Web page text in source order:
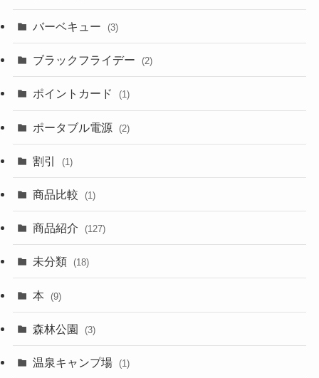
バーベキュー (3)
ブラックフライデー (2)
ポイントカード (1)
ポータブル電源 (2)
割引 (1)
商品比較 (1)
商品紹介 (127)
未分類 (18)
本 (9)
森林公園 (3)
温泉キャンプ場 (1)